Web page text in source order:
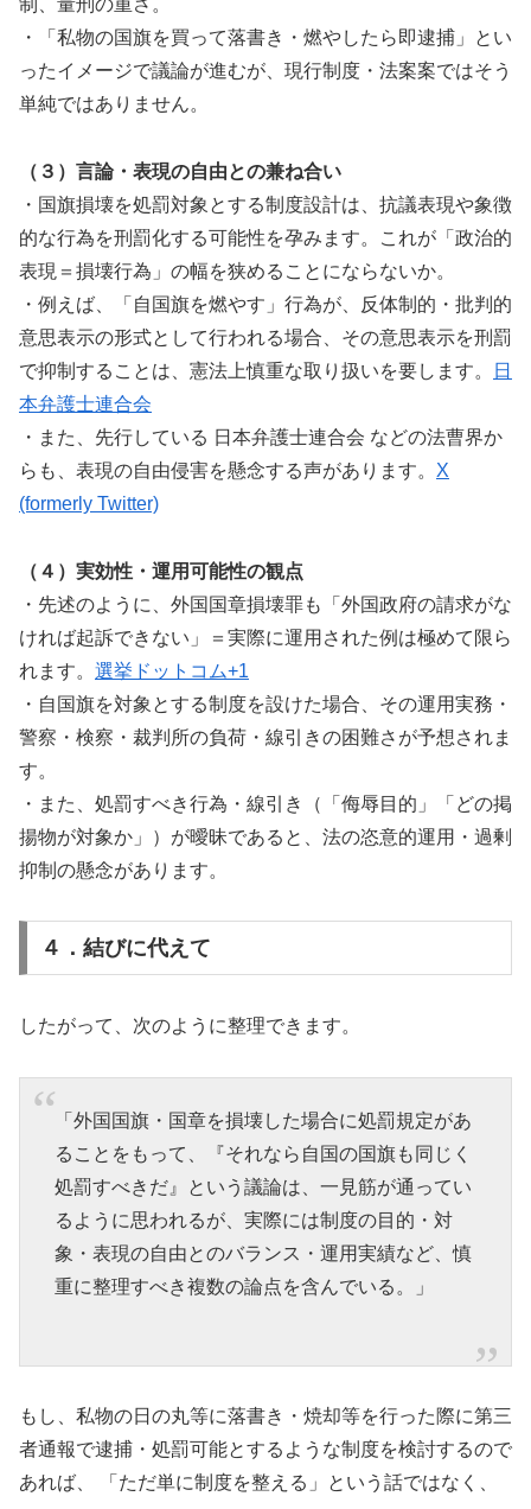
制、量刑の重さ。
・「私物の国旗を買って落書き・燃やしたら即逮捕」とい
ったイメージで議論が進むが、現行制度・法案案ではそう
単純ではありません。
（３）言論・表現の自由との兼ね合い
・国旗損壊を処罰対象とする制度設計は、抗議表現や象徴
的な行為を刑罰化する可能性を孕みます。これが「政治的
表現＝損壊行為」の幅を狭めることにならないか。
・例えば、「自国旗を燃やす」行為が、反体制的・批判的
意思表示の形式として行われる場合、その意思表示を刑罰
で抑制することは、憲法上慎重な取り扱いを要します。
日
本弁護士連合会
・また、先行している 日本弁護士連合会 などの法曹界か
らも、表現の自由侵害を懸念する声があります。 X
(formerly Twitter)
（４）実効性・運用可能性の観点
・先述のように、外国国章損壊罪も「外国政府の請求がな
ければ起訴できない」＝実際に運用された例は極めて限ら
れます。 選挙ドットコム+1
・自国旗を対象とする制度を設けた場合、その運用実務・
警察・検察・裁判所の負荷・線引きの困難さが予想されま
す。
・また、処罰すべき行為・線引き（「侮辱目的」「どの掲
揚物が対象か」）が曖昧であると、法の恣意的運用・過剰
抑制の懸念があります。
４．結びに代えて
したがって、次のように整理できます。
「外国国旗・国章を損壊した場合に処罰規定があ
ることをもって、『それなら自国の国旗も同じく
処罰すべきだ』という議論は、一見筋が通ってい
るように思われるが、実際には制度の目的・対
象・表現の自由とのバランス・運用実績など、慎
重に整理すべき複数の論点を含んでいる。」
もし、私物の日の丸等に落書き・焼却等を行った際に第三
者通報で逮捕・処罰可能とするような制度を検討するので
あれば、 「ただ単に制度を整える」という話ではなく、